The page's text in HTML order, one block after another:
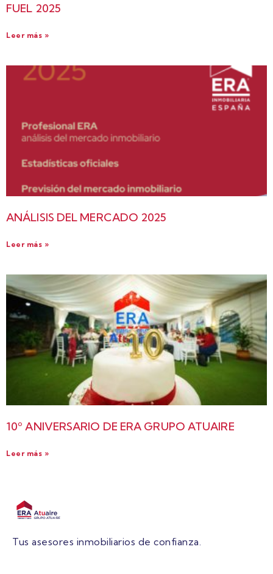
FUEL 2025
Leer más »
ANÁLISIS DEL MERCADO 2025
Leer más »
10º ANIVERSARIO DE ERA GRUPO ATUAIRE
Leer más »
Tus asesores inmobiliarios de confianza.